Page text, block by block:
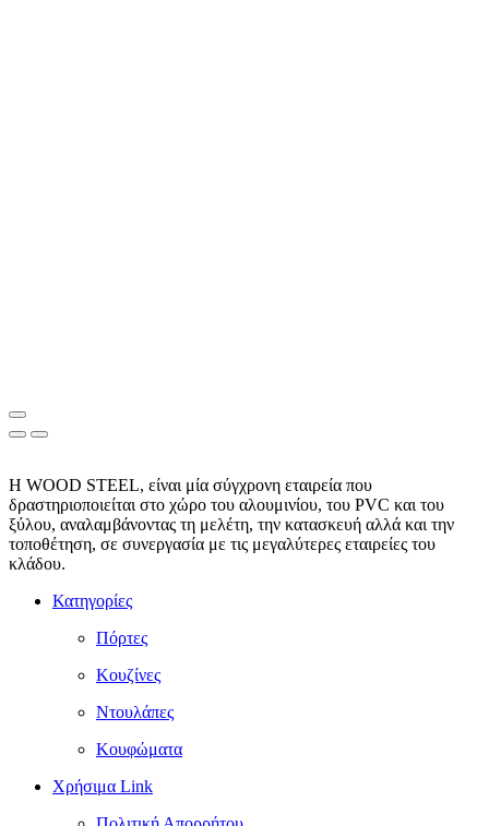
Η WOOD STEEL, είναι μία σύγχρονη εταιρεία που
δραστηριοποιείται στο χώρο του αλουμινίου, του PVC και του
ξύλου, αναλαμβάνοντας τη μελέτη, την κατασκευή αλλά και την
τοποθέτηση, σε συνεργασία με τις μεγαλύτερες εταιρείες του
κλάδου.
Κατηγορίες
Πόρτες
Κουζίνες
Ντουλάπες
Κουφώματα
Χρήσιμα Link